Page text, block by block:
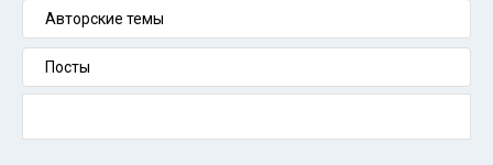
Авторские темы
Посты